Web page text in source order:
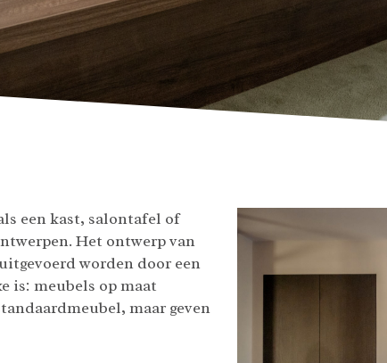
een kast, salontafel of
Het ontwerp van
worden door een
is: meubels op maat
maar geven